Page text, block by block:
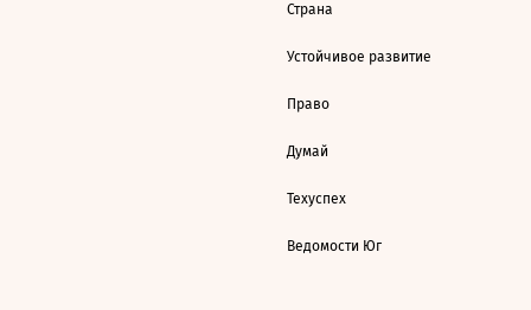
Страна
Устойчивое развитие
Право
Думай
Техуспех
Ведомости Юг